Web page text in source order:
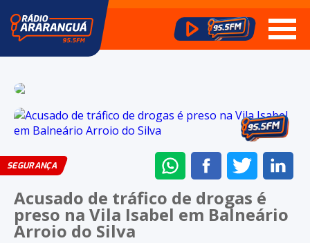
SEGURANÇA
ENVIAR
NO
WHATSAPP
COMPARTILHAR
NO
FACEBOOK
NO
TWITTER
Acusado de tráfico de drogas é
preso na Vila Isabel em Balneário
Arroio do Silva